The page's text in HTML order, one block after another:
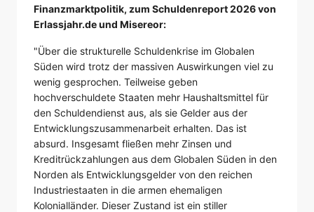
Finanzmarktpolitik, zum Schuldenreport 2026 von
Erlassjahr.de und Misereor:
"Über die strukturelle Schuldenkrise im Globalen
Süden wird trotz der massiven Auswirkungen viel zu
wenig gesprochen. Teilweise geben
hochverschuldete Staaten mehr Haushaltsmittel für
den Schuldendienst aus, als sie Gelder aus der
Entwicklungszusammenarbeit erhalten. Das ist
absurd. Insgesamt fließen mehr Zinsen und
Kreditrückzahlungen aus dem Globalen Süden in den
Norden als Entwicklungsgelder von den reichen
Industriestaaten in die armen ehemaligen
Kolonialländer. Dieser Zustand ist ein stiller